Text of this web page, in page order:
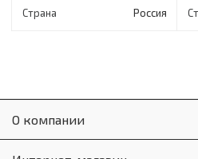
Страна Россия
О компании